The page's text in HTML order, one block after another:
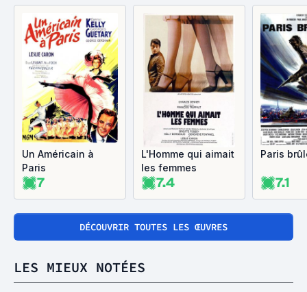
Un Américain à
Paris
7
L'Homme qui aimait
les femmes
7.4
Paris
7.1
DÉCOUVRIR TOUTES LES ŒUVRES
LES MIEUX NOTÉES